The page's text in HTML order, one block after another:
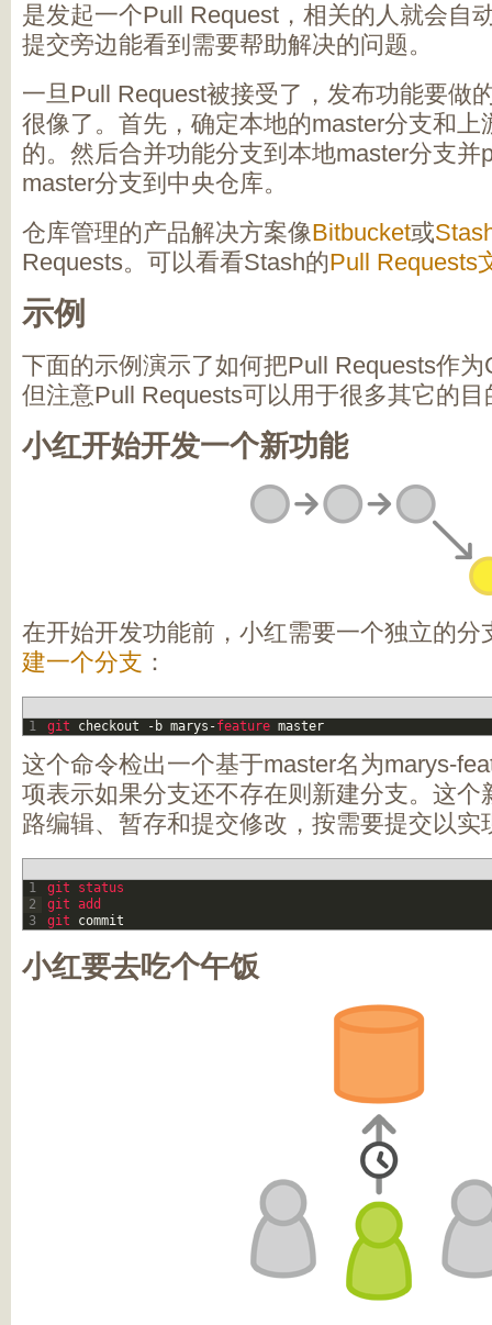
是发起一个Pull Request，相关的人就会自
提交旁边能看到需要帮助解决的问题。
一旦Pull Request被接受了，发布功能要做
很像了。首先，确定本地的master分支和上
的。然后合并功能分支到本地master分支并
master分支到中央仓库。
仓库管理的产品解决方案像Bitbucket或
Requests。可以看看Stash的Pull Requests
示例
下面的示例演示了如何把Pull Requests作
但注意Pull Requests可以用于很多其它的目
小红开始开发一个新功能
在开始开发功能前，小红需要一个独立的分
建一个分支 ：
1 git checkout - b marys -feature master
这个命令检出一个基于master名为marys-
项表示如果分支还不存在则新建分支。这个
路编辑、暂存和提交修改，按需要提交以实
1
2
3
git status
git add
git commit
小红要去吃个午饭